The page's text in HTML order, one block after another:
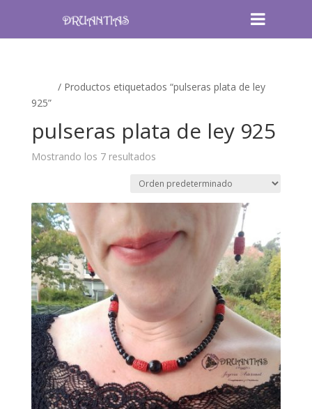
/ Productos etiquetados “pulseras plata de ley
925”
pulseras plata de ley 925
Mostrando los 7 resultados